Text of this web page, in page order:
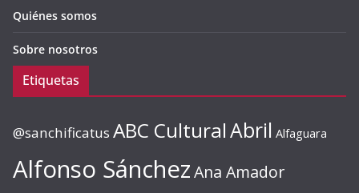
Quiénes somos
Sobre nosotros
Etiquetas
@sanchificatus ABC CulturalAbril Alfaguara
Alfonso SánchezAna Amador